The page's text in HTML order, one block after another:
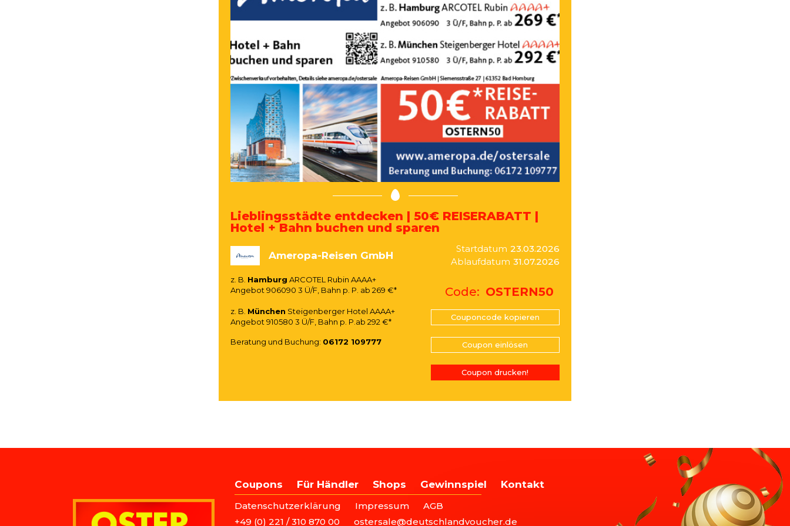
Lieblingsstädte entdecken | 50€ REISERABATT |
Hotel + Bahn buchen und sparen
Ameropa-Reisen GmbH
Startdatum 23.03.2026
Ablaufdatum 31.07.2026
z. B. Hamburg ARCOTEL Rubin AAAA+
Angebot 906090 3 Ü/F, Bahn p. P. ab 269 €*
z. B. München Steigenberger Hotel AAAA+
Angebot 910580 3 Ü/F, Bahn p. P.ab 292 €*
Beratung und Buchung: 06172 109777
Code OSTERN50
Couponcode kopieren
Coupon einlösen
Coupon drucken!
MAIN
NAVIGATION
Coupons Für Händler Shops Gewinnspiel Kontakt
FOOTER
Datenschutzerklärung Impressum
AGB
+49 (0) 221 / 310 870 00
ostersale@deutschlandvoucher.de